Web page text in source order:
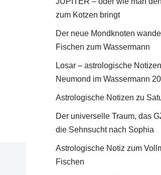
zum Kotzen bringt
Der neue Mondknoten
Fischen zum Wassermann
Losar – astrologische
Neumond im Wassermann
Astrologische Notizen zu
Der universelle Traum, das
die Sehnsucht nach Sophia
Astrologische Notiz zum
Fischen